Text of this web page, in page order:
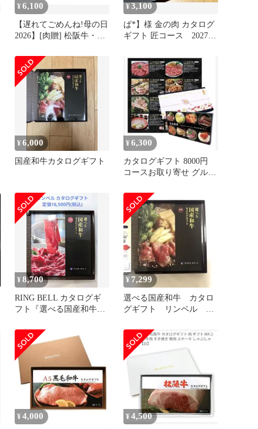
¥6,100
【遅れてごめんね!母の日
2026】[肉贈] 松阪牛・神
¥3,100
ぱ*】様 金の肉 カタログ
ギフト 匠コース 2027年
¥6,000
国産和牛カタログギフト
¥ 6,300
カタログギフト 8000円
コースお取り寄せ グルメ
¥8,700
RING BELL カタログギ
フト『選べる国産和牛カ
¥ 7,299
選べる国産和牛 カタロ
グギフト リンベル 溌
¥ 4,000 ¥ 4,500